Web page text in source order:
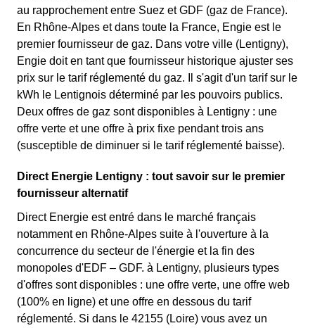
au rapprochement entre Suez et GDF (gaz de France).
En Rhône-Alpes et dans toute la France, Engie est le
premier fournisseur de gaz. Dans votre ville (Lentigny),
Engie doit en tant que fournisseur historique ajuster ses
prix sur le tarif réglementé du gaz. Il s'agit d'un tarif sur le
kWh le Lentignois déterminé par les pouvoirs publics.
Deux offres de gaz sont disponibles à Lentigny : une
offre verte et une offre à prix fixe pendant trois ans
(susceptible de diminuer si le tarif réglementé baisse).
Direct Energie Lentigny : tout savoir sur le premier
fournisseur alternatif
Direct Energie est entré dans le marché français
notamment en Rhône-Alpes suite à l'ouverture à la
concurrence du secteur de l'énergie et la fin des
monopoles d'EDF – GDF. à Lentigny, plusieurs types
d'offres sont disponibles : une offre verte, une offre web
(100% en ligne) et une offre en dessous du tarif
réglementé. Si dans le 42155 (Loire) vous avez un